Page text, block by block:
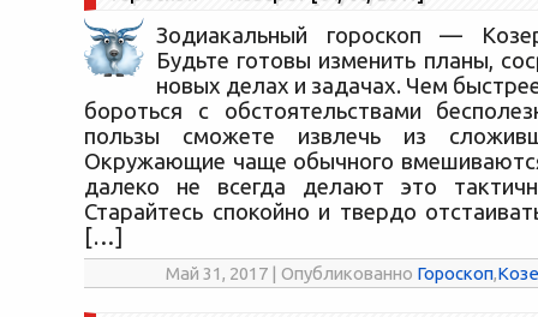
Зодиакальный гороскоп —
Будьте готовы изменить планы,
новых делах и задачах. Чем
бороться с обстоятельствами
пользы сможете извлечь из
Окружающие чаще обычного
далеко не всегда делают это
Старайтесь спокойно и твердо
[…]
Май 31, 2017 | Опубликованно Гороскоп,